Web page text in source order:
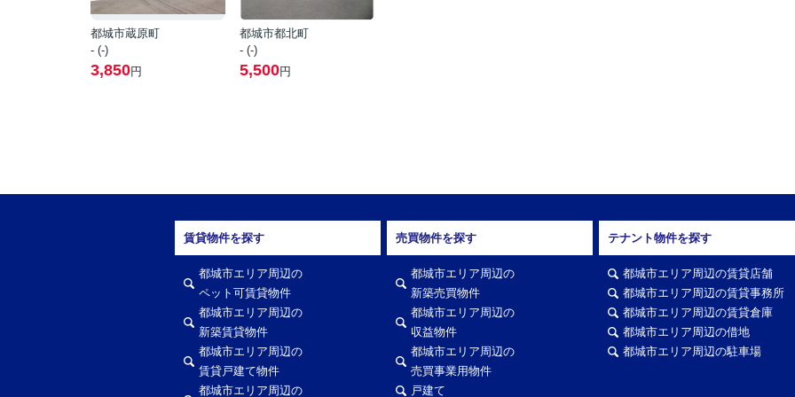
都城市蔵原町
- (-)
3,850円
都城市都北町
- (-)
5,500円
賃貸物件を探す
都城市エリア周辺の
ペット可賃貸物件
都城市エリア周辺の
新築賃貸物件
都城市エリア周辺の
賃貸戸建て物件
都城市エリア周辺の
売買物件を探す
都城市エリア周辺の
新築売買物件
都城市エリア周辺の
収益物件
都城市エリア周辺の
売買事業用物件
戸建て
テナント物件を探す
都城市エリア周辺の賃貸店舗
都城市エリア周辺の賃貸事務所
都城市エリア周辺の賃貸倉庫
都城市エリア周辺の借地
都城市エリア周辺の駐車場